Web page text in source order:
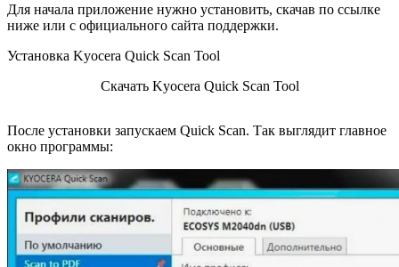
Для начала приложение нужно установить, скачав по ссылке
ниже или с официального сайта поддержки.
Установка Kyocera Quick Scan Tool
Скачать Kyocera Quick Scan Tool
После установки запускаем Quick Scan. Так выглядит главное
окно программы: